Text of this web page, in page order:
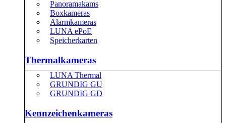
Panoramakams
Boxkameras
Alarmkameras
LUNA ePoE
Speicherkarten
Thermalkameras
LUNA Thermal
GRUNDIG GU
GRUNDIG GD
Kennzeichenkameras